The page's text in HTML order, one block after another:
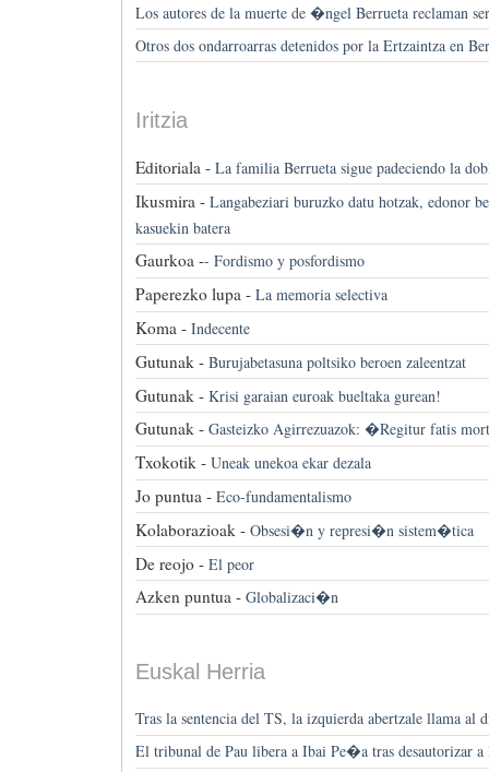
Los autores de la muerte de �ngel Berrueta reclaman
Otros dos ondarroarras detenidos por la Ertzaintza en
Iritzia
Editoriala - La familia Berrueta sigue padeciendo la
Ikusmira - Langabeziari buruzko datu hotzak, edonor
kasuekin batera
Gaurkoa -- Fordismo y posfordismo
Paperezko lupa - La memoria selectiva
Koma - Indecente
Gutunak - Burujabetasuna poltsiko beroen zaleentzat
Gutunak - Krisi garaian euroak bueltaka gurean!
Gutunak - Gasteizko Agirrezuazok: �Regitur fatis
Txokotik - Uneak unekoa ekar dezala
Jo puntua - Eco-fundamentalismo
Kolaborazioak - Obsesi�n y represi�n sistem�tica
De reojo - El peor
Azken puntua - Globalizaci�n
Euskal Herria
Tras la sentencia del TS, la izquierda abertzale llama al
El tribunal de Pau libera a Ibai Pe�a tras desautorizar